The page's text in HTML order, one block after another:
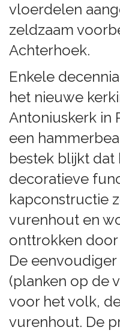
vloerdelen
zeldzaam
Achterhoek.
Enkele
het nieuwe
Antoniuskerk in
een
bestek blijkt dat
decoratieve
kapconstructie
vurenhout en
onttrokken door
De
(planken op de
voor het volk,
vurenhout. De